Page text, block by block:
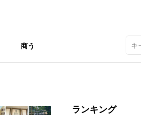
商う
ランキング